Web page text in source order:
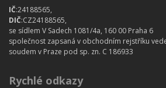
IČ:24188565,
DIČ:CZ24188565,
se sídlem V Sadech 1081/4a, 160 00 Praha 6
společnost zapsaná v obchodním rejstříku
soudem v Praze pod sp. zn. C 186933
Rychlé odkazy